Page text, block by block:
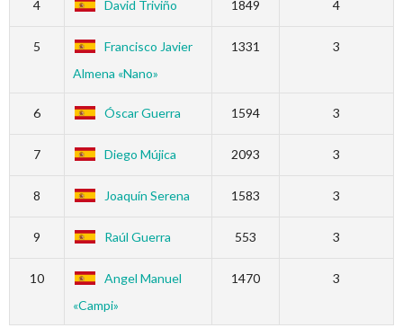
4 David Triviño 1849 4
5
Francisco Javier
Almena «Nano»
1331 3
6 Óscar Guerra 1594 3
7 Diego Mújica 2093 3
8 Joaquín Serena 1583 3
9 Raúl Guerra 553 3
10
Angel Manuel
«Campi»
1470 3